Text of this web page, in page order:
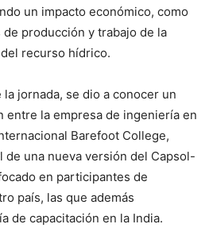
un impacto económico, como
producción y trabajo de la
recurso hídrico.
jornada, se dio a conocer un
entre la empresa de ingeniería en
Barefoot College,
una nueva versión del Capsol-
en participantes de
país, las que además
de capacitación en la India.